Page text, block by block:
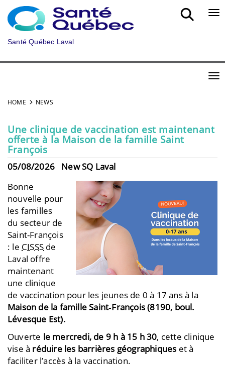
Skip to main content
Santé Québec Laval
HOME NEWS
Une clinique de vaccination est maintenant
offerte à la Maison de la famille Saint
François
05/08/2026
New SQ Laval
Bonne
nouvelle pour
les familles
du secteur de
Saint-François
: le CISSS de
Laval offre
maintenant
une clinique
de vaccination pour les jeunes de 0 à 17 ans à la
Maison de la famille Saint‑François (8190, boul.
Lévesque Est).
Ouverte le mercredi, de 9 h à 15 h 30, cette clinique
vise à réduire les barrières géographiques et à
faciliter l’accès à la vaccination.